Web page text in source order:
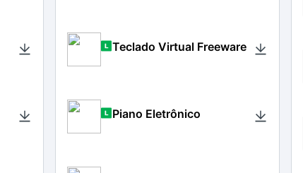
Teclado Virtual Freeware
Piano Eletrônico